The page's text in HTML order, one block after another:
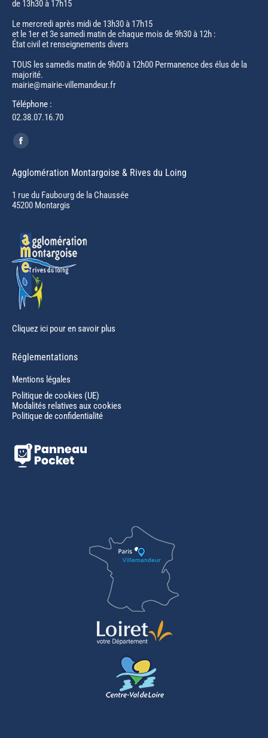
de 13h30 à 17h15
Le mercredi après midi de 13h30 à 17h15
et le 1er et 3e samedi matin de chaque mois de 9h30 à 12h :
État civil et renseignements divers
TOUS les samedis matin de 9h00 à 12h00 Permanence des élus de la
majorité.
mairie@mairie-villemandeur.fr
Téléphone :
02.38.07.16.70
Trouvez nous sur :
Facebook
opens
in
new
Agglomération Montargoise & Rives du Loing
1 rue du Faubourg de la Chaussée
45200 Montargis
Cliquez ici pour en savoir plus
Réglementations
Mentions légales
Politique de cookies (UE)
Modalités relatives aux cookies
Politique de confidentialité